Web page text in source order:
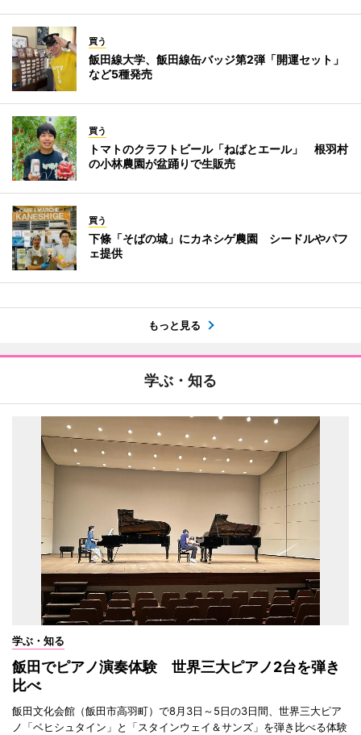
買う
飯田線大学、飯田線缶バッジ第2弾「開運セット」
など5種発売
買う
トマトのクラフトビール「ねばとエール」 根羽村
の小林農園が盆踊りで生販売
買う
下條「そばの城」にカネシゲ農園 シードルやパフ
ェ提供
もっと見る
学ぶ・知る
学ぶ・知る
飯田でピアノ演奏体験 世界三大ピアノ2台を弾き
比べ
飯田文化会館（飯田市高羽町）で8月3日～5日の3日間、世界三大ピア
ノ「ベヒシュタイン」と「スタインウェイ＆サンズ」を弾き比べる体験